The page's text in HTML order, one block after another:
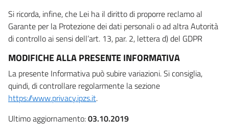
Si ricorda, infine, che Lei ha il diritto di proporre reclamo al
Garante per la Protezione dei dati personali o ad altra Autorità
di controllo ai sensi dell’art. 13, par. 2, lettera d) del GDPR
MODIFICHE ALLA PRESENTE INFORMATIVA
La presente Informativa può subire variazioni. Si consiglia,
quindi, di controllare regolarmente la sezione
https://www.privacy.ipzs.it.
Ultimo aggiornamento:03.10.2019